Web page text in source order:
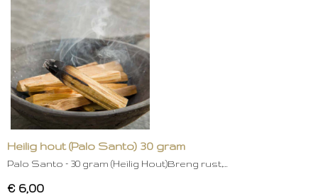
Heilig hout (Palo Santo) 30 gram
Palo Santo – 30 gram (Heilig Hout)Breng rust,…
€ 6,00